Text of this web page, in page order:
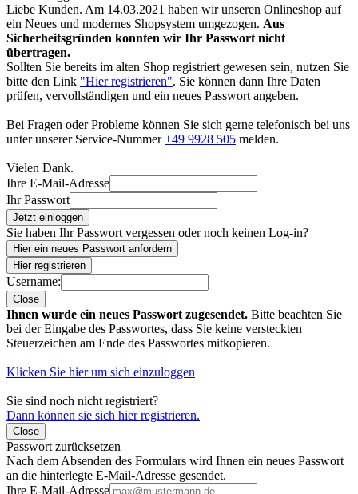
Liebe Kunden. Am 14.03.2021 haben wir unseren Onlineshop auf
ein Neues und modernes Shopsystem umgezogen. Aus
Sicherheitsgründen konnten wir Ihr Passwort nicht
übertragen.
Sollten Sie bereits im alten Shop registriert gewesen sein, nutzen Sie
bitte den Link "Hier registrieren". Sie können dann Ihre Daten
prüfen, vervollständigen und ein neues Passwort angeben.
Bei Fragen oder Probleme können Sie sich gerne telefonisch bei uns
unter unserer Service-Nummer+49 9928 505 melden.
Vielen Dank.
Ihre E-Mail-Adresse
Ihr Passwort
Jetzt einloggen
Sie haben Ihr Passwort vergessen oder noch keinen Log-in?
Hier ein neues Passwort anfordern
Hier registrieren
Username:
Close
Ihnen wurde ein neues Passwort zugesendet. Bitte beachten Sie
bei der Eingabe des Passwortes, dass Sie keine versteckten
Steuerzeichen am Ende des Passwortes mitkopieren.
Klicken Sie hier um sich einzuloggen
Sie sind noch nicht registriert?
Dann können sie sich hier registrieren.
Close
Passwort zurücksetzen
Nach dem Absenden des Formulars wird Ihnen ein neues Passwort
an die hinterlegte E-Mail-Adresse gesendet.
Ihre E-Mail-Adresse